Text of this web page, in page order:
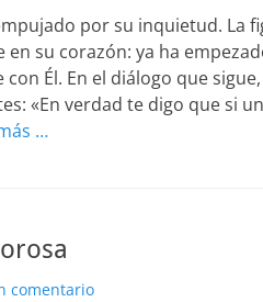
por su inquietud. La
en su corazón: ya ha
Él. En el diálogo que
«En verdad te digo que si
…
comentario